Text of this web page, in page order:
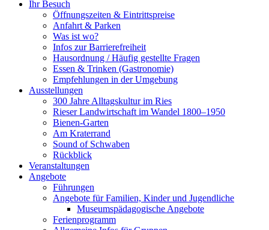
Ihr Besuch
Öffnungszeiten & Eintrittspreise
Anfahrt & Parken
Was ist wo?
Infos zur Barrierefreiheit
Hausordnung / Häufig gestellte Fragen
Essen & Trinken (Gastronomie)
Empfehlungen in der Umgebung
Ausstellungen
300 Jahre Alltagskultur im Ries
Rieser Landwirtschaft im Wandel 1800–1950
Bienen-Garten
Am Kraterrand
Sound of Schwaben
Rückblick
Veranstaltungen
Angebote
Führungen
Angebote für Familien, Kinder und Jugendliche
Museumspädagogische Angebote
Ferienprogramm